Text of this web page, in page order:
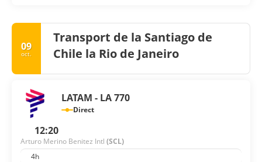
09
oct.
Transport de la Santiago de
Chile la Rio de Janeiro
LATAM - LA 770
Direct
12:20
Arturo Merino Benitez Intl (SCL)
4h